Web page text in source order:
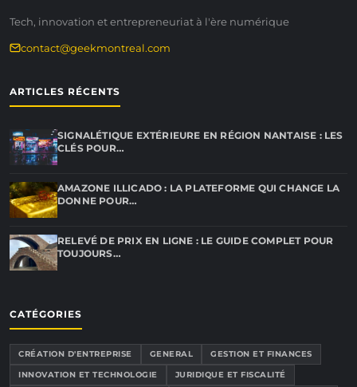
Tech, innovation et entrepreneuriat à l'ère numérique
contact@geekmontreal.com
ARTICLES RÉCENTS
SIGNALÉTIQUE EXTÉRIEURE EN RÉGION NANTAISE : LES
CLÉS POUR…
AMAZONE ILLICADO : LA PLATEFORME QUI CHANGE LA
DONNE POUR…
RELEVÉ DE PRIX EN LIGNE : LE GUIDE COMPLET POUR
TOUJOURS…
CATÉGORIES
CRÉATION D'ENTREPRISE GENERAL
GESTION ET FINANCES
INNOVATION ET TECHNOLOGIE
JURIDIQUE ET FISCALITÉ